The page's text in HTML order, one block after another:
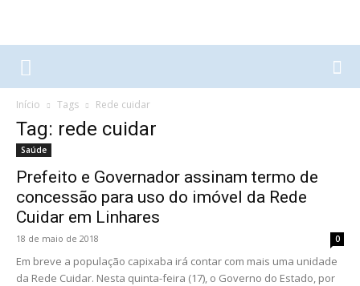
Início Tags Rede cuidar
Tag: rede cuidar
Saúde
Prefeito e Governador assinam termo de
concessão para uso do imóvel da Rede
Cuidar em Linhares
18 de maio de 2018 0
Em breve a população capixaba irá contar com mais uma unidade
da Rede Cuidar. Nesta quinta-feira (17), o Governo do Estado, por